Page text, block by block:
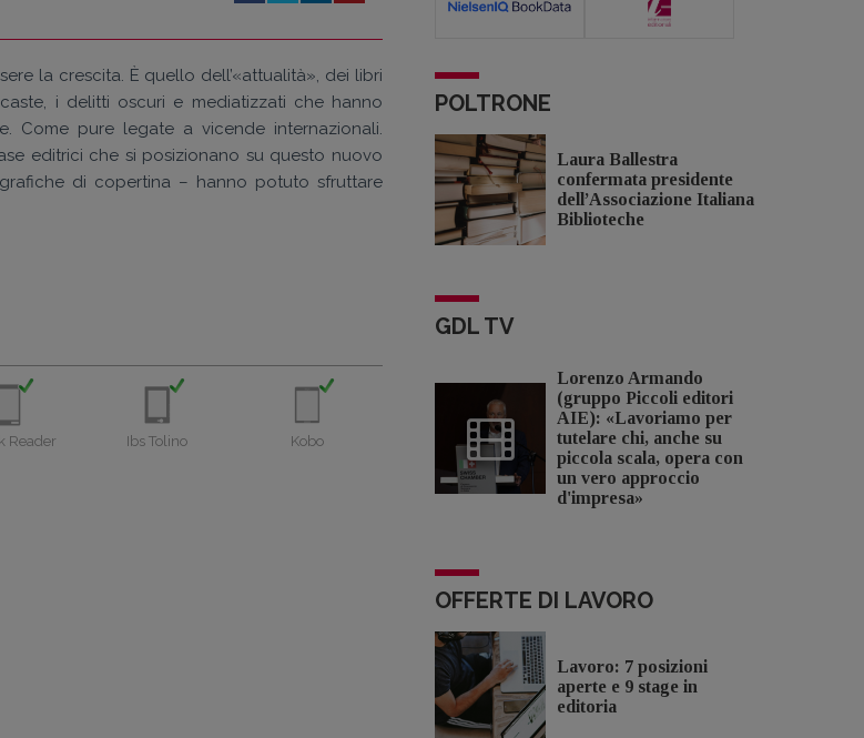
la crescita. È quello dell’«attualità», dei libri
i delitti oscuri e mediatizzati che hanno
Come pure legate a vicende internazionali.
editrici che si posizionano su questo nuovo
di copertina – hanno potuto sfruttare
Reader Ibs Tolino Kobo
POLTRONE
Laura Ballestra
confermata presidente
dell’Associazione Italiana
Biblioteche
GDL TV
Lorenzo Armando
(gruppo Piccoli editori
AIE): «Lavoriamo per
tutelare chi, anche su
piccola scala, opera con
un vero approccio
d'impresa»
OFFERTE DI LAVORO
Lavoro: 7 posizioni
aperte e 9 stage in
editoria